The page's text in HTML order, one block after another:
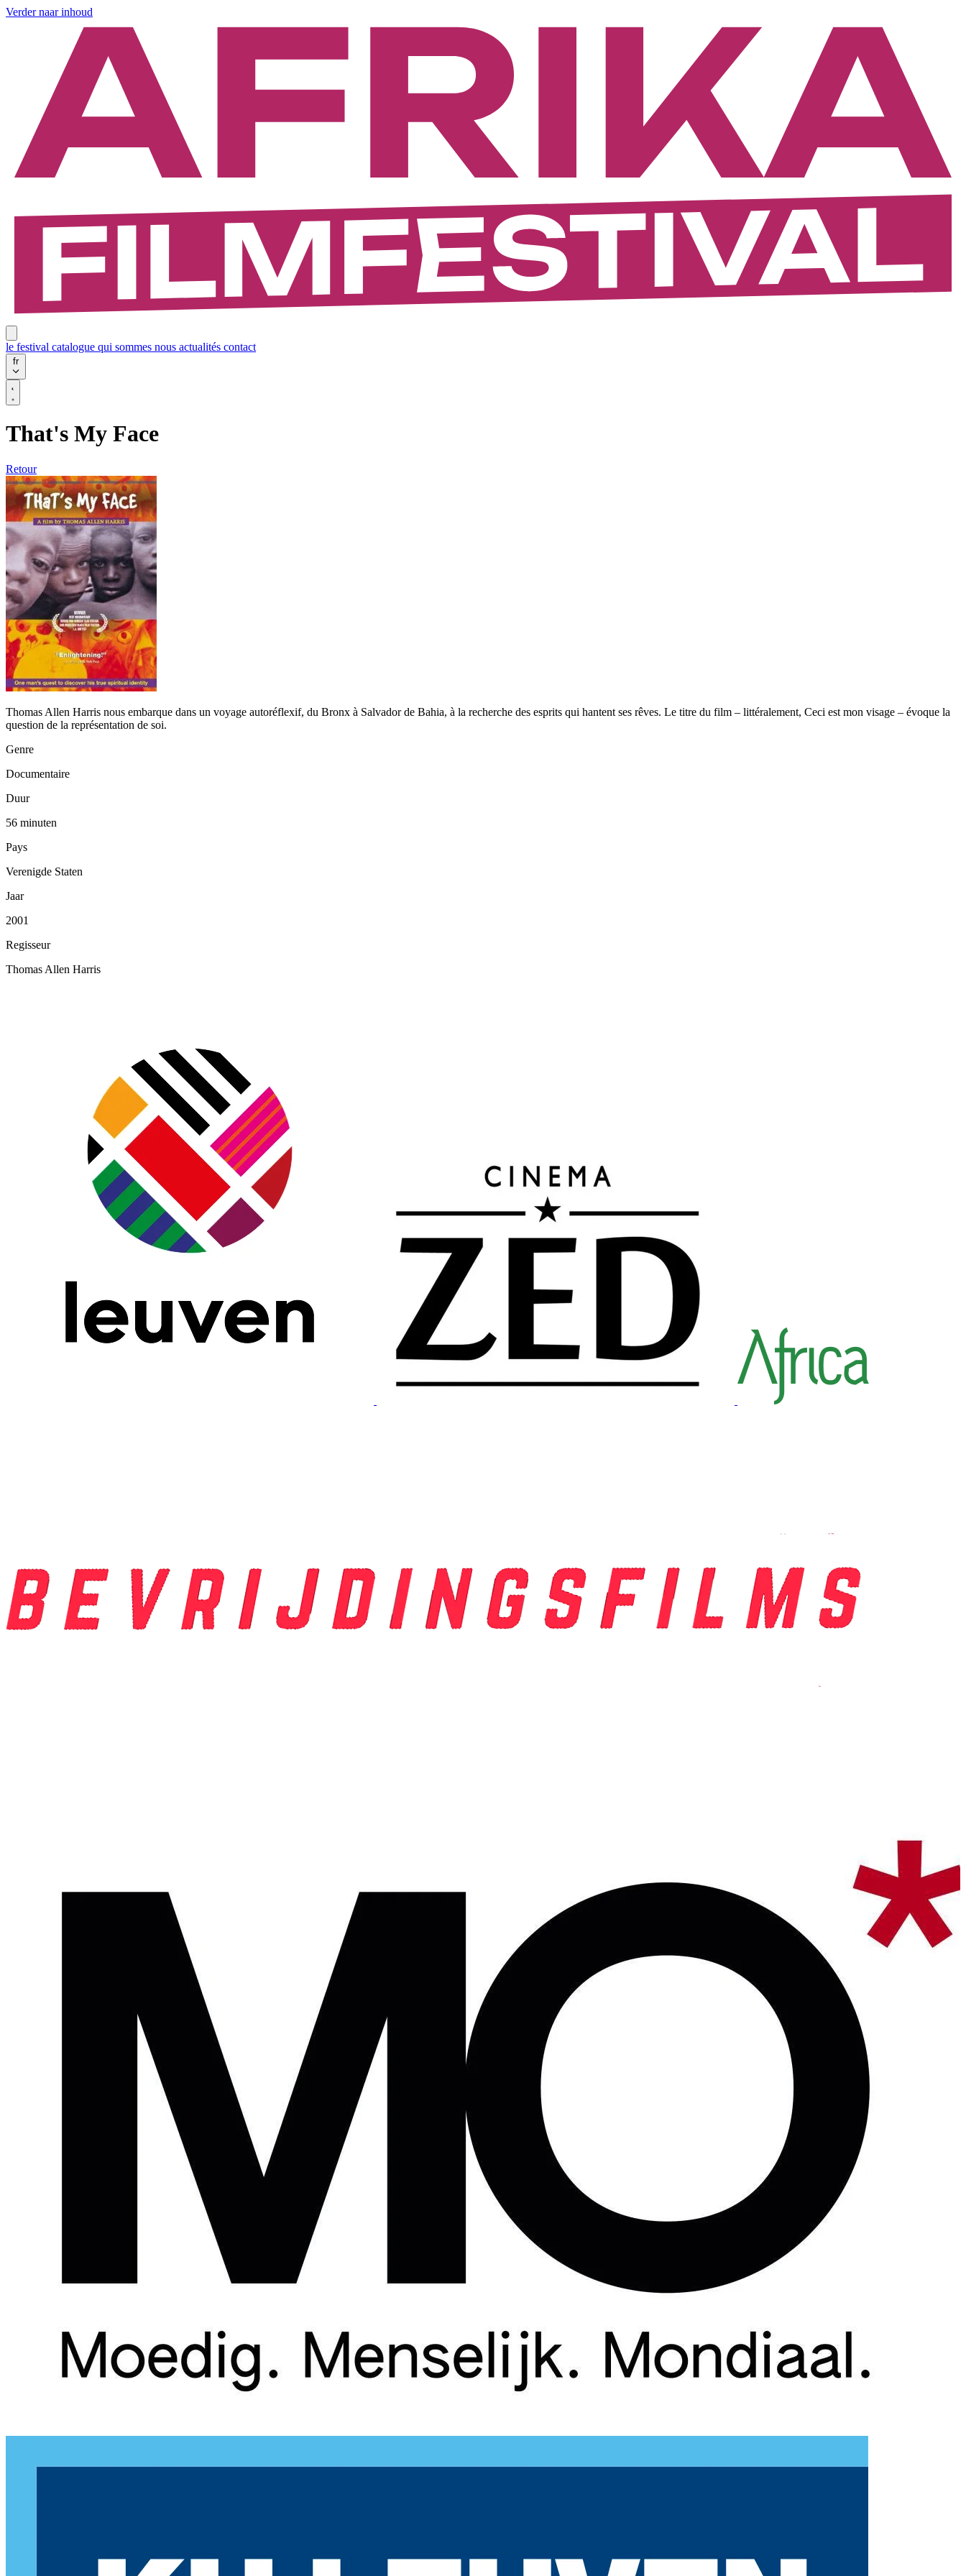
Verder naar inhoud
le festival catalogue qui sommes nous actualités contact
fr
That's My Face
Retour
Thomas Allen Harris nous embarque dans un voyage autoréflexif, du Bronx à Salvador de Bahia, à la recherche des esprits qui hantent ses rêves. Le titre du film – littéralement, Ceci est mon visage – évoque la
question de la représentation de soi.
Genre
Documentaire
Duur
56 minuten
Pays
Verenigde Staten
Jaar
2001
Regisseur
Thomas Allen Harris